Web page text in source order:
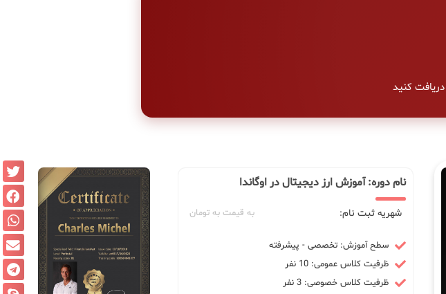
نام دوره: آموزش ارز دیجیتال در اوگاندا
شهریه ثبت نام: به قیمت به تومان
سطح آموزش: تخصصی - پیشرفته
ظرفیت کلاس عمومی: 10 نفر
ظرفیت کلاس خصوصی: 3 نفر